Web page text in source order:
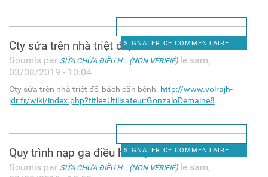
SIGNALER CE COMMENTAIRE
Cty sửa trên nhà triệt để,
Soumis par SỬA CHỮA ĐIỀU H... (NON VÉRIFIÉ)le sam,
03/08/2019 - 10:04
Cty sửa trên nhà triệt để, bách căn bệnh. http://www.volrajh-
jdr.fr/wiki/index.php?title=Utilisateur:GonzaloDemaine8
SIGNALER CE COMMENTAIRE
Quy trình nạp ga điều hòa tại
Soumis par SỬA CHỮA ĐIỀU H... (NON VÉRIFIÉ)le sam,